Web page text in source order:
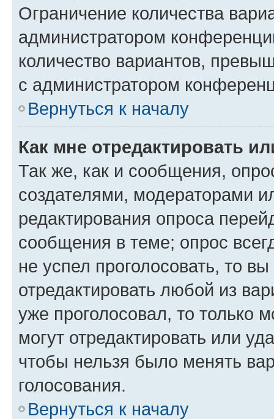
Ограничение количества
администратором
количество вариантов,
с администратором
Вернуться к началу
Как мне отредактировать
Так же, как и сообщения,
создателями, модераторами
редактирования опроса
сообщения в теме; опрос
не успел проголосовать, то
отредактировать любой из
уже проголосовал, то только
могут отредактировать или
чтобы нельзя было менять
голосования.
Вернуться к началу